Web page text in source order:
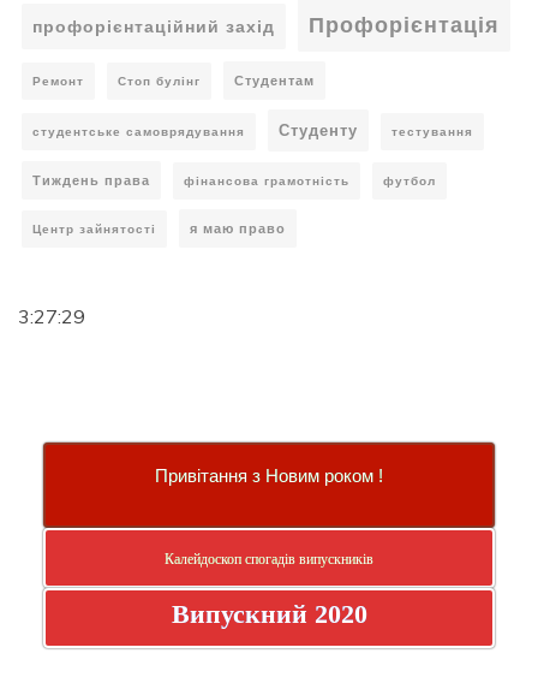
профорієнтаційний захід Профорієнтація
Ремонт Стоп булінг Студентам
студентське самоврядування Студенту тестування
Тиждень права фінансова грамотність футбол
Центр зайнятості я маю право
3:27:30
Привітання з Новим роком !
Калейдоскоп спогадів випускників
Випускний 2020